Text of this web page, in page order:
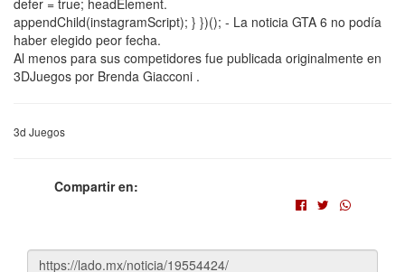
appendChild(instagramScript); } })(); - La noticia GTA 6 no podía
haber elegido peor fecha.
Al menos para sus competidores fue publicada originalmente en
3DJuegos por Brenda Giacconi .
3d Juegos
Compartir en: